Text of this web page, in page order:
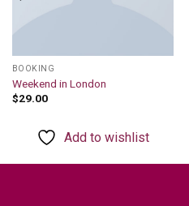
BOOKING
Weekend in London
$29.00
Add to wishlist